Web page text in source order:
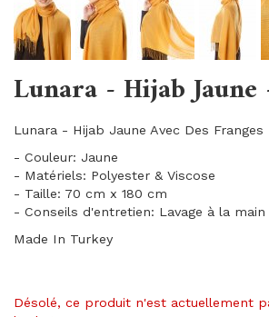
Lunara - Hijab
Lunara - Hijab Jaune Avec Des Franges
- Couleur: Jaune
- Matériels: Polyester & Viscose
- Taille: 70 cm x 180 cm
- Conseils d'entretien: Lavage à la main
Made In Turkey
Désolé, ce produit n'est actuellement